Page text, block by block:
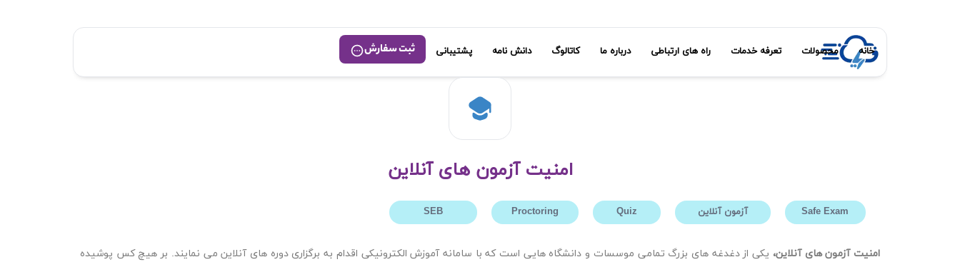
خانه محصولات تعرفه خدمات راه های ارتباطی درباره ما کاتالوگ دانش نامه پشتیبانی ثبت سفارش
امنیت آزمون های آنلاین
Safe Exam آزمون آنلاین Quiz
Proctoring
SEB
امنیت آزمون های آنلاین، یکی از دغدغه های بزرگ تمامی موسسات و دانشگاه هایی است که با سامانه آموزش الکترونیکی اقدام به برگزاری دوره های آنلاین می نمایند. بر هیچ کس پوشیده